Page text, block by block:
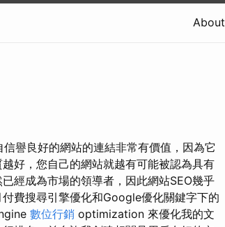
About
譽良好的網站的連結非常有價值，因為它
好，您自己的網站就越有可能被認為具有
經成為市場的領導者，因此網站SEO幾乎
費搜尋引擎優化和Google優化關鍵字下的
數位行銷 optimization 來優化我的文